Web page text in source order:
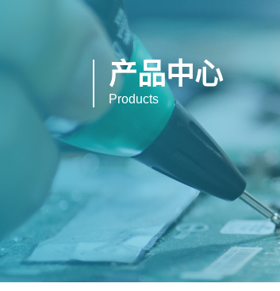
产品中心
Products